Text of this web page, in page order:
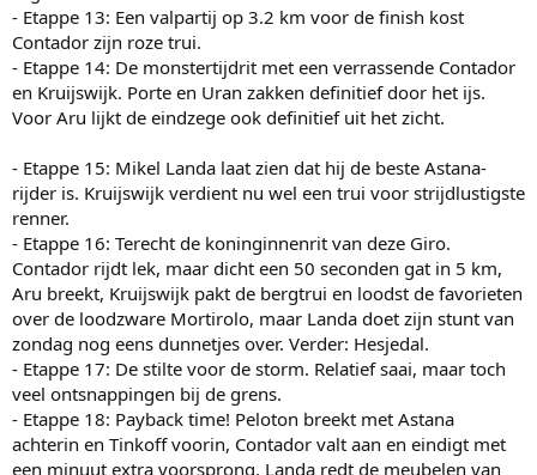
- Etappe 13: Een valpartij op 3.2 km voor de finish kost
Contador zijn roze trui.
- Etappe 14: De monstertijdrit met een verrassende Contador
en Kruijswijk. Porte en Uran zakken definitief door het ijs.
Voor Aru lijkt de eindzege ook definitief uit het zicht.
- Etappe 15: Mikel Landa laat zien dat hij de beste Astana-
rijder is. Kruijswijk verdient nu wel een trui voor strijdlustigste
renner.
- Etappe 16: Terecht de koninginnenrit van deze Giro.
Contador rijdt lek, maar dicht een 50 seconden gat in 5 km,
Aru breekt, Kruijswijk pakt de bergtrui en loodst de favorieten
over de loodzware Mortirolo, maar Landa doet zijn stunt van
zondag nog eens dunnetjes over. Verder: Hesjedal.
- Etappe 17: De stilte voor de storm. Relatief saai, maar toch
veel ontsnappingen bij de grens.
- Etappe 18: Payback time! Peloton breekt met Astana
achterin en Tinkoff voorin, Contador valt aan en eindigt met
een minuut extra voorsprong. Landa redt de meubelen van